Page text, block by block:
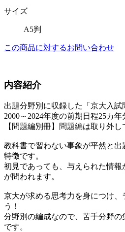
サイズ
A5判
この商品に対するお問い合わせ
内容紹介
出題分野別に収録した「京大入試
2000～2024年度の前期日程25カ年
【問題編別冊】問題編は取り外し
教科書で習わない事象が平然と
特徴です。
初見であっても、与えられた情
が問われます。
京大が求める思考力を身につけ、
う！
分野別の編成なので、苦手分野の
です。